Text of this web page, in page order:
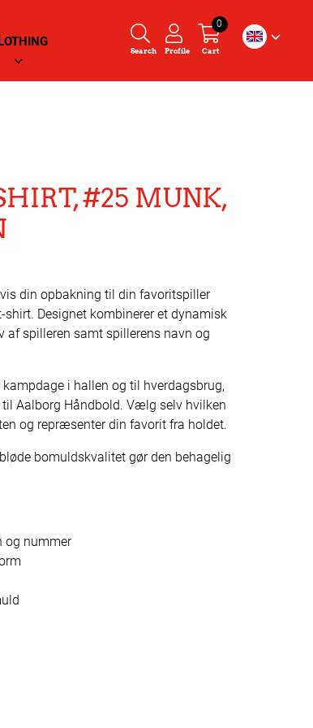
Search Profile Cart
0
#25 MUNK,
din opbakning til din favoritspiller
shirt. Designet kombinerer et dynamisk
af spilleren samt spillerens navn og
i hallen og til hverdagsbrug,
Aalborg Håndbold. Vælg selv hvilken
og repræsenter din favorit fra holdet.
bomuldskvalitet gør den behagelig
og nummer